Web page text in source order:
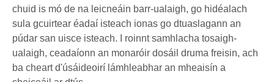
chuid is mó de na leicneáin barr-ualaigh, go hidéalach
sula gcuirtear éadaí isteach ionas go dtuaslagann an
púdar san uisce isteach. I roinnt samhlacha tosaigh-
ualaigh, ceadaíonn an monaróir dosáil druma freisin, ach
ba cheart d'úsáideoirí lámhleabhar an mheaisín a